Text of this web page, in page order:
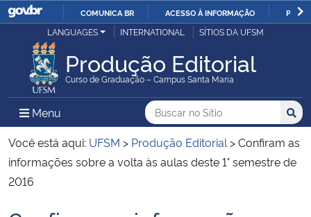
IR
O
COMUNICA BR ACESSO À INFORMAÇÃO
Ministério da Justiça e Segurança Pública
Ministério da Defesa
Ministério das Relações Exteriores
Ministério da Economia
Ministério da Infraestrutura
LANGUAGES INTERNATIONAL SÍTIOS DA UFSM
Produção Editorial
Curso de Graduação – Campus Santa Maria
Menu Menu Principal do Sítio
Busca
Buscar no no Sítio
Busca:
Você está aqui: UFSM > Produção Editorial >Confiram as
informações sobre a volta às aulas deste 1° semestre de
2016